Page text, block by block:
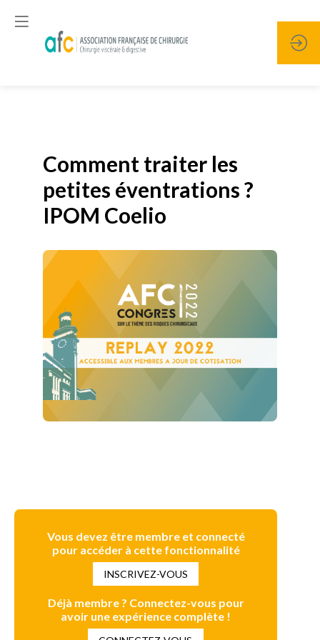
Comment traiter les
petites éventrations ?
IPOM Coelio
Vous devez être membre et connecté
pour accéder à cette fonctionnalité
INSCRIVEZ-VOUS
Déjà membre ? Connectez-vous pour
avoir une expérience complète !